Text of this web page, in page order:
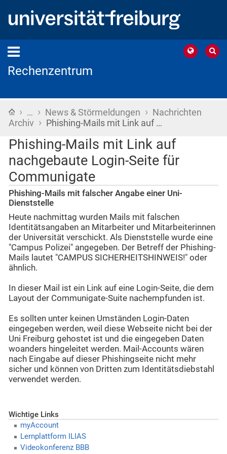
Rechenzentrum
Startseite
› … › News & Störmeldungen › Nachrichten
Archiv › Phishing-Mails mit Link auf …
Phishing-Mails mit Link auf
nachgebaute Login-Seite für
Communigate
Phishing-Mails mit falscher Angabe einer Uni-
Dienststelle
Heute nachmittag wurden Mails mit falschen
Identitätsangaben an Mitarbeiter und Mitarbeiterinnen
der Universität verschickt. Als Dienststelle wurde eine
"Campus Polizei" angegeben. Der Betreff der Phishing-
Mails lautet "CAMPUS SICHERHEITSHINWEIS!" oder
ähnlich.
In dieser Mail ist ein Link auf eine Login-Seite, die dem
Layout der Communigate-Suite nachempfunden ist.
Es sollten unter keinen Umständen Login-Daten
eingegeben werden, weil diese Webseite nicht bei der
Uni Freiburg gehostet ist und die eingegeben Daten
woanders hingeleitet werden. Mail-Accounts wären
nach Eingabe auf dieser Phishingseite nicht mehr
sicher und können von Dritten zum Identitätsdiebstahl
verwendet werden.
Wichtige Links
myAccount
Lernplattform ILIAS
Videokonferenz BBB